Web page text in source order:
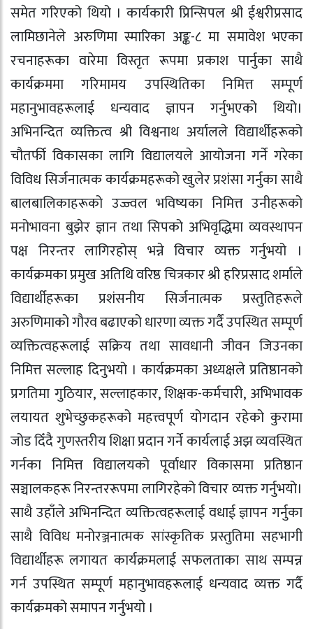
समेत गरिएको थियो । कार्यकारी प्रिन्सिपल श्री ईश्वरीप्रसाद
लामिछानेले अरुणिमा स्मारिका अङ्क-८ मा समावेश भएका
रचनाहरूका वारेमा विस्तृत रूपमा प्रकाश पार्नुका साथै
कार्यक्रममा गरिमामय उपस्थितिका निमित्त सम्पूर्ण
महानुभावहरूलाई धन्यवाद ज्ञापन गर्नुभएको थियो।
अभिनन्दित व्यक्तित्व श्री विश्वनाथ अर्यालले विद्यार्थीहरूको
चौतर्फी विकासका लागि विद्यालयले आयोजना गर्ने गरेका
विविध सिर्जनात्मक कार्यक्रमहरूको खुलेर प्रशंसा गर्नुका साथै
बालबालिकाहरूको उज्ज्वल भविष्यका निमित्त उनीहरूको
मनोभावना बुझेर ज्ञान तथा सिपको अभिवृद्धिमा व्यवस्थापन
पक्ष निरन्तर लागिरहोस् भन्ने विचार व्यक्त गर्नुभयो ।
कार्यक्रमका प्रमुख अतिथि वरिष्ठ चित्रकार श्री हरिप्रसाद शर्माले
विद्यार्थीहरूका प्रशंसनीय सिर्जनात्मक प्रस्तुतिहरूले
अरुणिमाको गौरव बढाएको धारणा व्यक्त गर्दै उपस्थित सम्पूर्ण
व्यक्तित्वहरूलाई सक्रिय तथा सावधानी जीवन जिउनका
निमित्त सल्लाह दिनुभयो । कार्यक्रमका अध्यक्षले प्रतिष्ठानको
प्रगतिमा गुठियार, सल्लाहकार, शिक्षक-कर्मचारी, अभिभावक
लयायत शुभेच्छुकहरूको महत्त्वपूर्ण योगदान रहेको कुरामा
जोड दिँदै गुणस्तरीय शिक्षा प्रदान गर्ने कार्यलाई अझ व्यवस्थित
गर्नका निमित्त विद्यालयको पूर्वाधार विकासमा प्रतिष्ठान
सञ्चालकहरू निरन्तररूपमा लागिरहेको विचार व्यक्त गर्नुभयो।
साथै उहाँले अभिनन्दित व्यक्तित्वहरूलाई वधाई ज्ञापन गर्नुका
साथै विविध मनोरञ्जनात्मक सांस्कृतिक प्रस्तुतिमा सहभागी
विद्यार्थीहरू लगायत कार्यक्रमलाई सफलताका साथ सम्पन्न
गर्न उपस्थित सम्पूर्ण महानुभावहरूलाई धन्यवाद व्यक्त गर्दै
कार्यक्रमको समापन गर्नुभयो ।